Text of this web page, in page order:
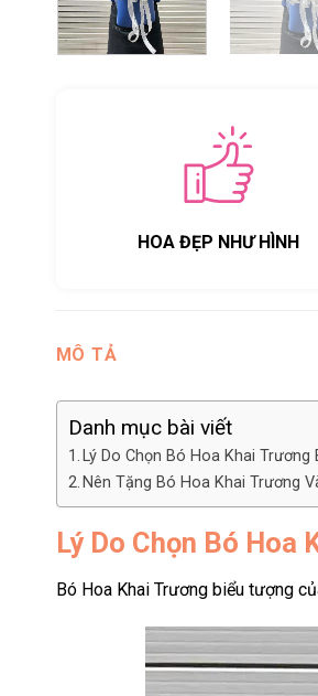
HOA ĐẸP NHƯ HÌNH
MÔ TẢ
Danh mục bài viết
Lý Do Chọn Bó Hoa Khai Trương
Nên Tặng Bó Hoa Khai Trương
Lý Do Chọn Bó Hoa
Bó Hoa Khai Trương biểu tượng